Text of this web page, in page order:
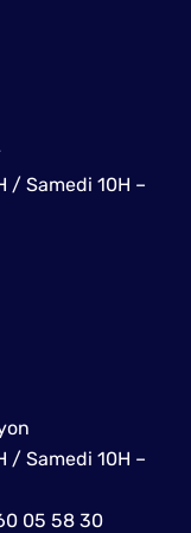
/ Samedi 10H –
/ Samedi 10H –
05 58 30